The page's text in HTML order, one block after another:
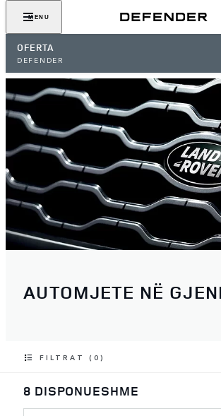
MENU
OFERTA
DEFENDER
AUTOMJETE NË
FILTRAT (0)
8 DISPONUESHME